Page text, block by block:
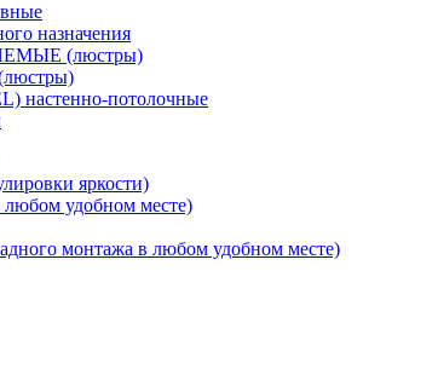
назначения
(люстры)
настенно-потолочные
яркости)
любом удобном месте)
монтажа в любом удобном месте)